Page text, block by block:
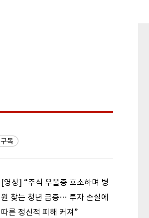
구독
[영상] “주식 우울증 호소하며 병
원 찾는 청년 급증… 투자 손실에
따른 정신적 피해 커져”